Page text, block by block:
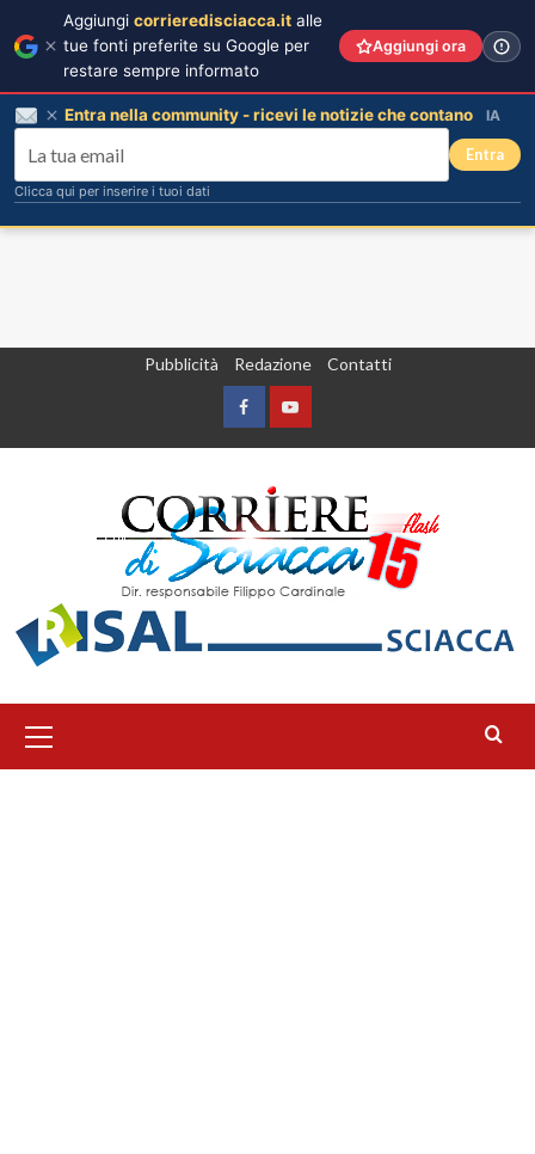
Pubblicità Redazione Contatti
FacebookYountube
principale
Aggiungi corrieredisciacca.it alle
tue fonti preferite su Google per
restare sempre informato
Aggiungi ora
Entra nella community - ricevi le notizie che contano IA
Entra
Clicca qui per inserire i tuoi dati